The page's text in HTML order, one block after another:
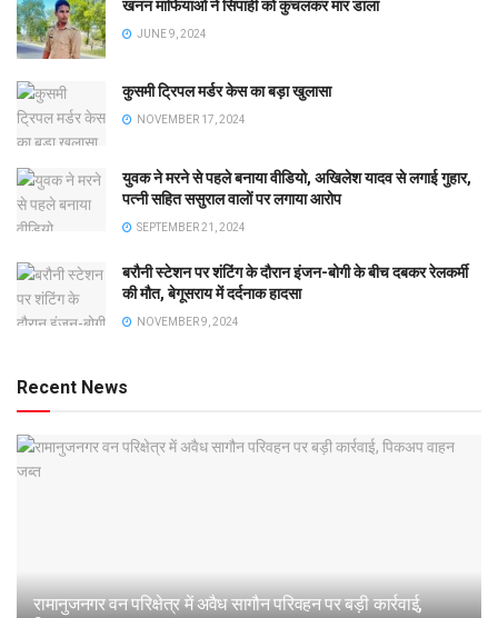
खनन माफियाओं ने सिपाही को कुचलकर मार डाला
JUNE 9, 2024
कुसमी ट्रिपल मर्डर केस का बड़ा खुलासा
NOVEMBER 17, 2024
युवक ने मरने से पहले बनाया वीडियो, अखिलेश यादव से लगाई गुहार,
पत्नी सहित ससुराल वालों पर लगाया आरोप
SEPTEMBER 21, 2024
बरौनी स्टेशन पर शंटिंग के दौरान इंजन-बोगी के बीच दबकर रेलकर्मी
की मौत, बेगूसराय में दर्दनाक हादसा
NOVEMBER 9, 2024
Recent News
रामानुजनगर वन परिक्षेत्र में अवैध सागौन परिवहन पर बड़ी कार्रवाई,